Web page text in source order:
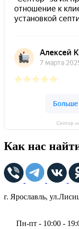
Септор
Как нас
г. Ярославль,
Пн-пт - 10:00 -